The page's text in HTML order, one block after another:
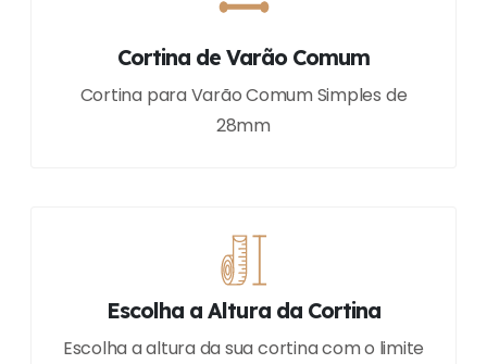
Cortina de Varão Comum
Cortina para Varão Comum Simples de
28mm
Escolha a Altura da Cortina
Escolha a altura da sua cortina com o limite